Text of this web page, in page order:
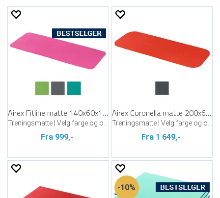
Airex Fitline matte 140x60x1 cm
Fra 999,-
Airex Coronella matte 200x60x1,5 cm
Fra 1 649,-
10%